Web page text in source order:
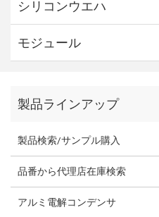
シリコンウエハ
モジュール
製品ラインアップ
製品検索/サンプル購入
品番から代理店在庫検索
アルミ電解コンデンサ